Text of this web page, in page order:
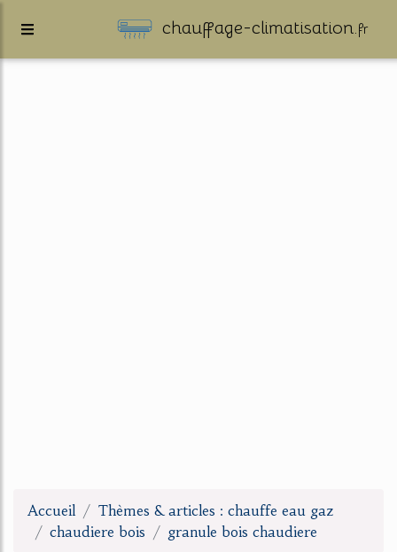
chauffage-climatisation.fr
Accueil
Thèmes & articles : chauffe eau gaz
chaudiere bois
granule bois chaudiere